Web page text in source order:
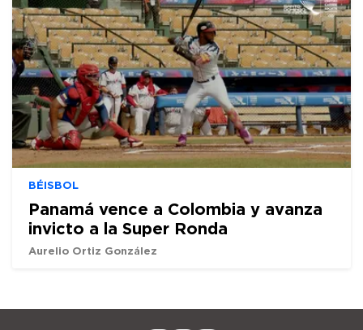
BÉISBOL
Panamá vence a Colombia y avanza
invicto a la Super Ronda
Aurelio Ortiz González